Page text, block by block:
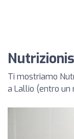
Ti mostriamo
a Lallio (entro un